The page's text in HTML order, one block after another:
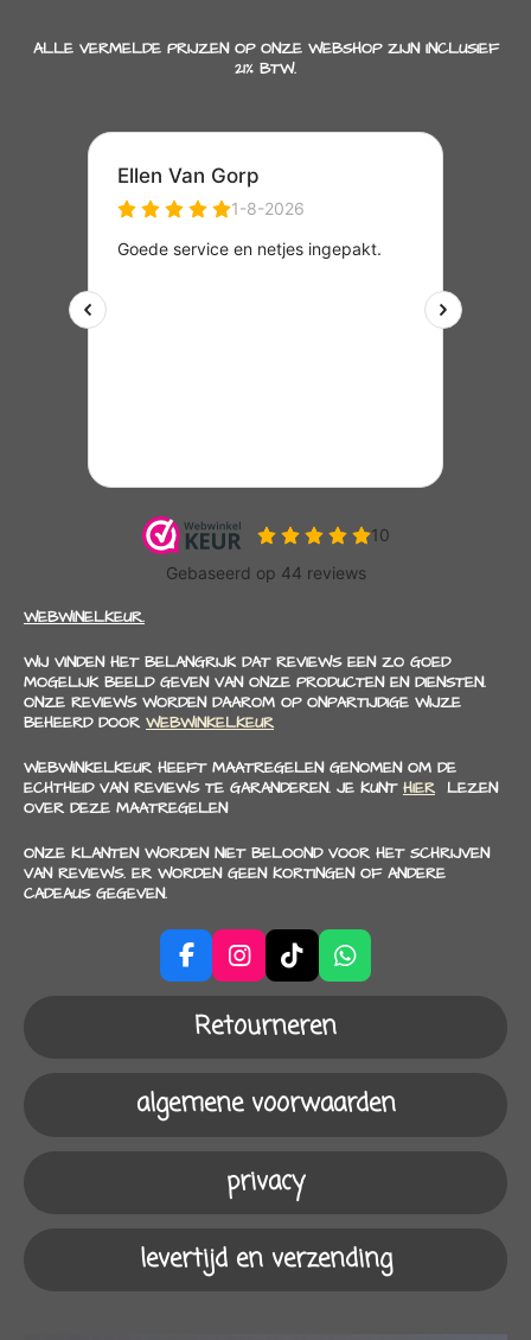
ALLE VERMELDE PRIJZEN OP ONZE WEBSHOP ZIJN INCLUSIEF
21% BTW.
WEBWINELKEUR.
WIJ VINDEN HET BELANGRIJK DAT REVIEWS EEN ZO GOED
MOGELIJK BEELD GEVEN VAN ONZE PRODUCTEN EN DIENSTEN.
ONZE REVIEWS WORDEN DAAROM OP ONPARTIJDIGE WIJZE
BEHEERD DOOR WEBWINKELKEUR
WEBWINKELKEUR HEEFT MAATREGELEN GENOMEN OM DE
ECHTHEID VAN REVIEWS TE GARANDEREN. JE KUNT HIER LEZEN
OVER DEZE MAATREGELEN
ONZE KLANTEN WORDEN NIET BELOOND VOOR HET SCHRIJVEN
VAN REVIEWS. ER WORDEN GEEN KORTINGEN OF ANDERE
CADEAUS GEGEVEN.
F
a
b
o
k
I
n
s
t
a
r
a
m
T
i
k
T
o
W
h
s
p
p
Retourneren
algemene voorwaarden
privacy
levertijd en verzending